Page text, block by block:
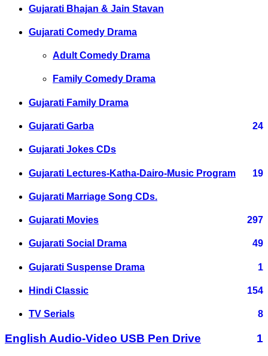
Gujarati Bhajan & Jain Stavan
Gujarati Comedy Drama
Adult Comedy Drama
Family Comedy Drama
Gujarati Family Drama
Gujarati Garba 24
Gujarati Jokes CDs
Gujarati Lectures-Katha-Dairo-Music Program 19
Gujarati Marriage Song CDs.
Gujarati Movies 297
Gujarati Social Drama 49
Gujarati Suspense Drama 1
Hindi Classic 154
TV Serials 8
English Audio-Video USB Pen Drive
1